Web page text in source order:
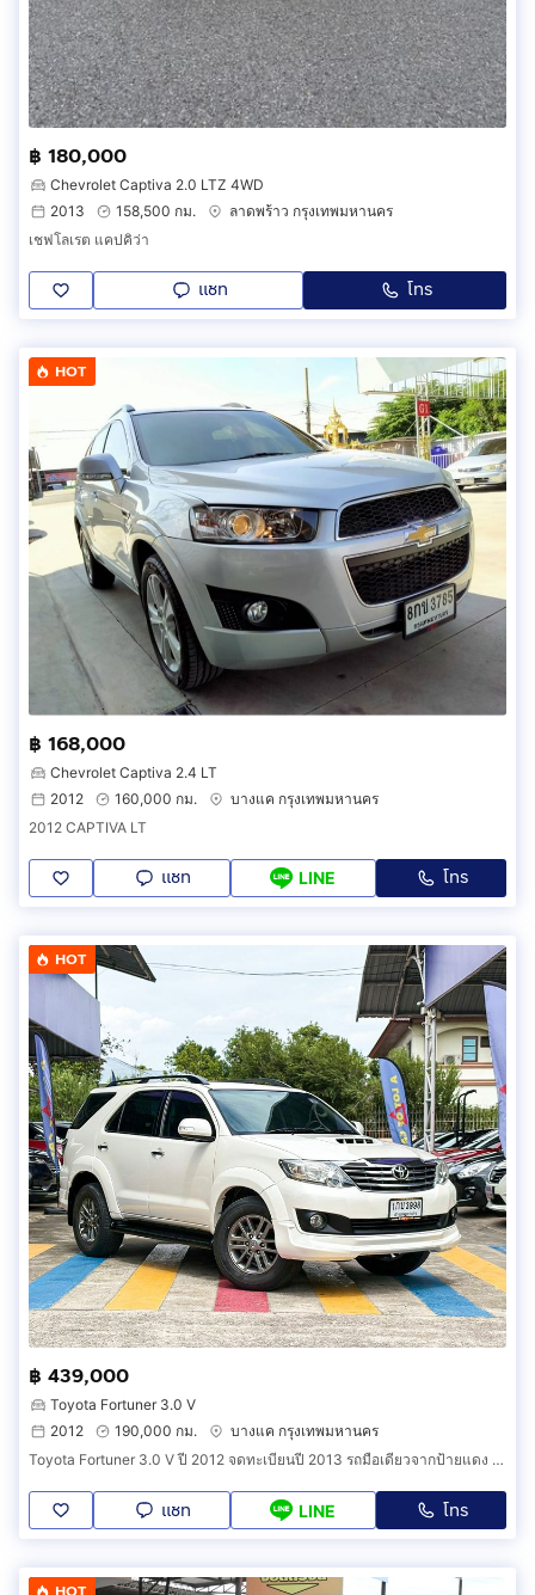
฿ 180,000
Chevrolet Captiva 2.0 LTZ 4WD
2013
158,500 กม.
ลาดพร้าว กรุงเทพมหานคร
เชฟโลเรต แคปคิว่า
แชท โทร
HOT
฿ 168,000
Chevrolet Captiva 2.4 LT
2012
160,000 กม.
บางแค กรุงเทพมหานคร
2012 CAPTIVA LT
แชท LINE โทร
HOT
฿ 439,000
Toyota Fortuner 3.0 V
2012
190,000 กม.
บางแค กรุงเทพมหานคร
Toyota Fortuner 3.0 V ปี 2012 จดทะเบียนปี 2013 รถมือเดียวจากป้ายแดง ย้ำ รถมือเดียว เดิมๆทั้งคัน ไม่ช้ำ น็อตไม่เคยขยับ สวยจัด ฟรีดาวน์
แชท LINE โทร